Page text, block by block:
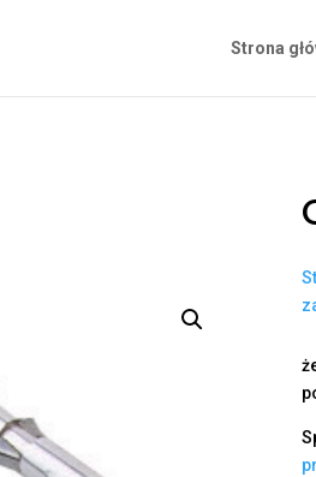
Strona